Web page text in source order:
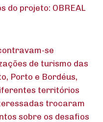
do projeto: OBREAL
se
de turismo das
Porto e Bordéus,
territórios
trocaram
sobre os desafios